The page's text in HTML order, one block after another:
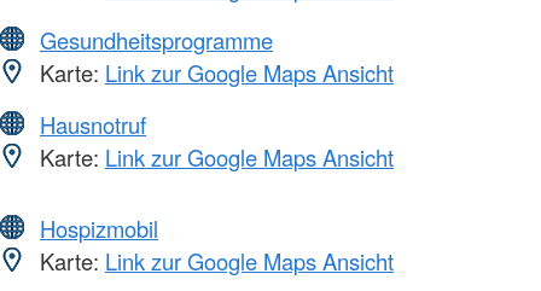
Gesundheitsprogramme
Karte: Link zur Google Maps Ansicht
Hausnotruf
Karte: Link zur Google Maps Ansicht
Hospizmobil
Karte: Link zur Google Maps Ansicht